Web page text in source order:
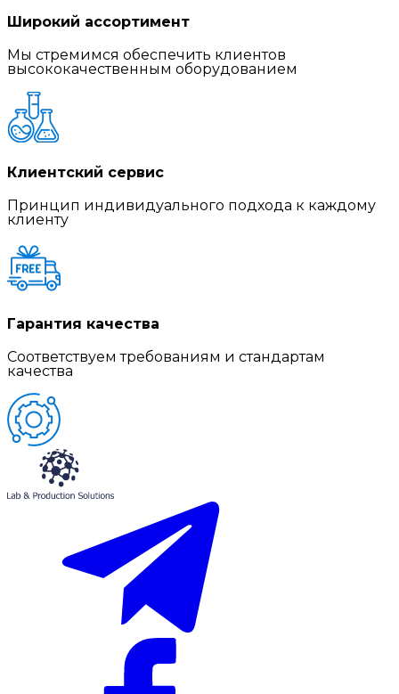
Широкий ассортимент
Мы стремимся обеспечить клиентов
высококачественным оборудованием
Клиентский сервис
Принцип индивидуального подхода к каждому
клиенту
Гарантия качества
Соответствуем требованиям и стандартам
качества